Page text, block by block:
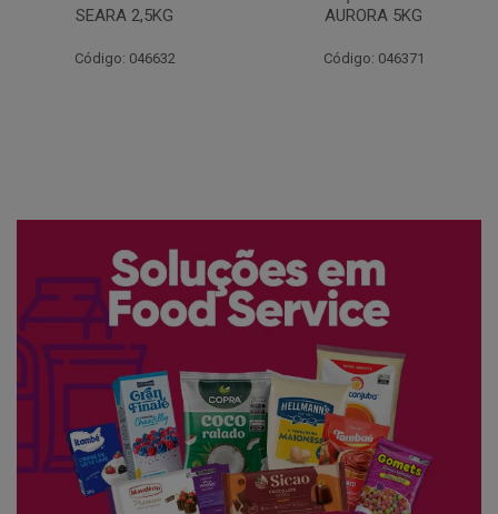
AURORA 5KG
Código: 046371
FATIADO PAKAN 200G
Código: 061522